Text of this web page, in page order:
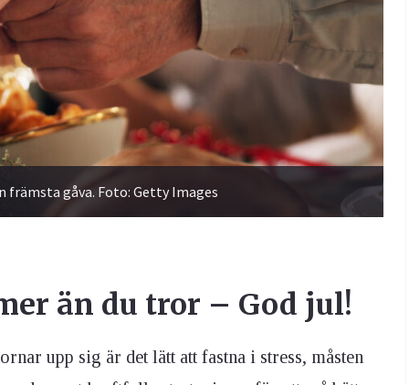
gåva. Foto: Getty Images
än du tror – God jul!
upp sig är det lätt att fastna i stress, måsten